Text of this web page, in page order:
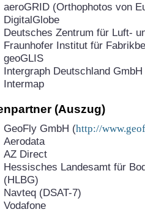
aeroGRID (Orthophotos von
DigitalGlobe
Deutsches Zentrum für Luft-
Fraunhofer Institut für
geoGLIS
Intergraph Deutschland GmbH
Intermap
(Auszug)
GeoFly GmbH (http://
Aerodata
AZ Direct
Hessisches Landesamt für
(HLBG)
Navteq (DSAT-7)
Vodafone